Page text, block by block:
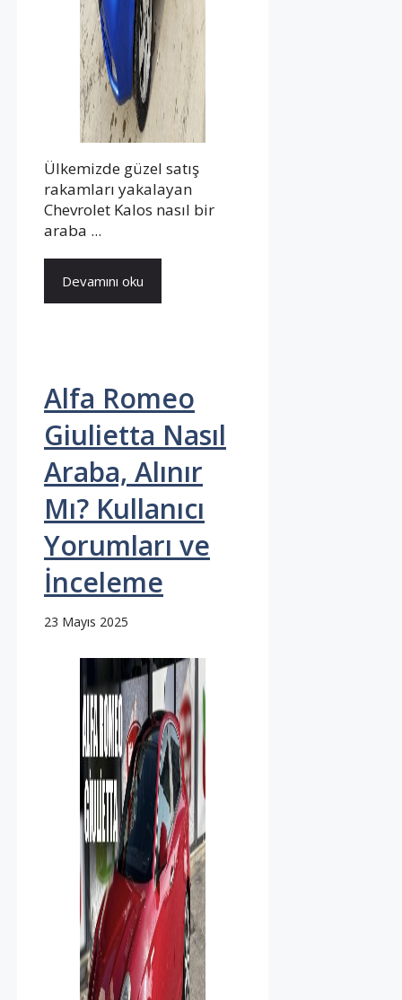
Ülkemizde güzel satış
rakamları yakalayan
Chevrolet Kalos nasıl bir
araba ...
Devamını oku
Alfa Romeo
Giulietta Nasıl
Araba, Alınır
Mı? Kullanıcı
Yorumları ve
İnceleme
23 Mayıs 2025